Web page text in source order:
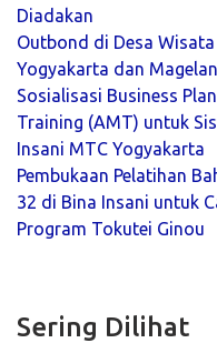
Diadakan
Outbond di Desa
Yogyakarta dan
Sosialisasi Business
Training (AMT) untuk
Insani MTC Yogyakarta
Pembukaan Pelatihan
32 di Bina Insani untuk
Program Tokutei Ginou
Sering Dilihat